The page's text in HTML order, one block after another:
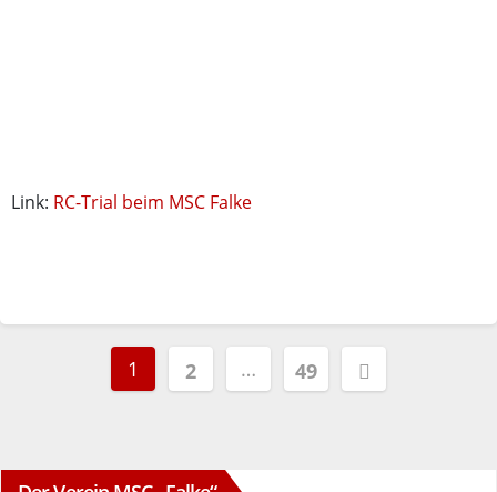
Link: RC-Trial beim MSC Falke
Seitennummerierung
der
1 2 … 49